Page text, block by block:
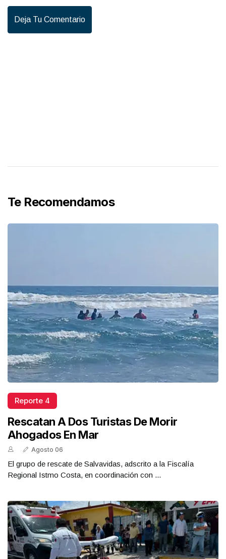
Deja Tu Comentario
Te Recomendamos
Reporte 4
Rescatan A Dos Turistas De Morir
Ahogados En Mar
Agosto 06
El grupo de rescate de Salvavidas, adscrito a la Fiscalía
Regional Istmo Costa, en coordinación con ...